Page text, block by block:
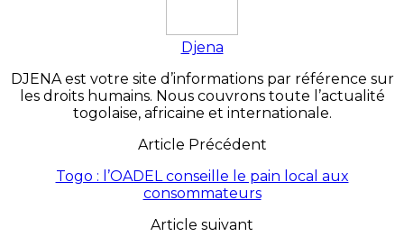
Djena
DJENA est votre site d’informations par référence sur
les droits humains. Nous couvrons toute l’actualité
togolaise, africaine et internationale.
Article Précédent
Togo : l’OADEL conseille le pain local aux
consommateurs
Article suivant